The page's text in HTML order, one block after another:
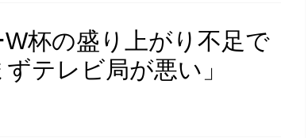
杯の盛り上がり不足で
テレビ局が悪い」